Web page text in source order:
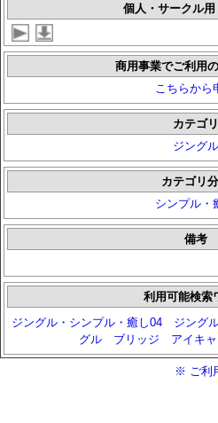
個人・サークル
商用事業でご利用
こちらから
カテゴリ
ジングル
カテゴリ
シンプル・
備考
利用可能検索
ジングル・シンプル・癒し04
ジング
グル
ブリッジ アイキ
※ ご利